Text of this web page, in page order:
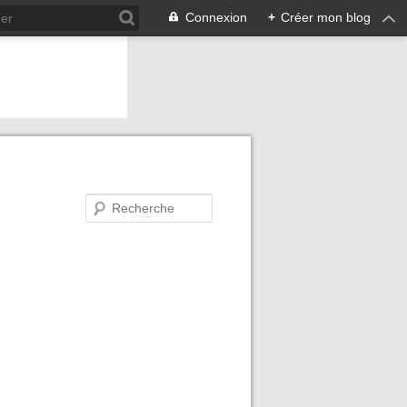
Connexion + Créer mon blog